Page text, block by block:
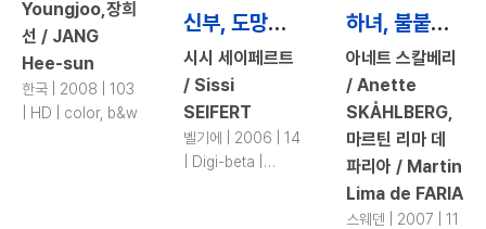
Youngjoo,장희
선 / JANG
Hee-sun
한국 | 2008 | 103
| HD | color, b&w
신부, 도망가다 / Mom
시시 세이페르트
/ Sissi
SEIFERT
벨기에 | 2006 | 14
| Digi-beta |
하녀, 불붙다 / Maid on Fire!
아네트 스칼베리
/ Anette
SKÅHLBERG,
마르틴 리마 데
파리아 / Martin
Lima de FARIA
스웨덴 | 2007 | 11